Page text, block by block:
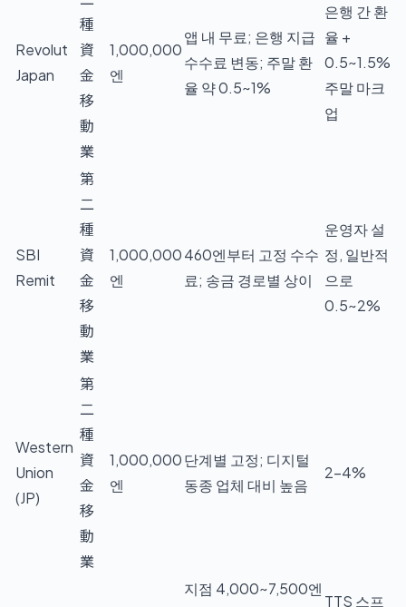
Revolut
Japan
種
資
金
移
動
業
1,000,000
엔
앱 내 무료; 은행 지급
수수료 변동; 주말 환
율 약 0.5~1%
은행 간 환
율 +
0.5~1.5%
주말 마크
업
SBI
Remit
第
二
種
資
金
移
動
業
1,000,000
엔
460엔부터 고정 수수
료; 송금 경로별 상이
운영자 설
정, 일반적
으로
0.5~2%
Western
Union
(JP)
第
二
種
資
金
移
動
業
1,000,000
엔
단계별 고정; 디지털
동종 업체 대비 높음
2–4%
지점 4,000~7,500엔
TTS 스프